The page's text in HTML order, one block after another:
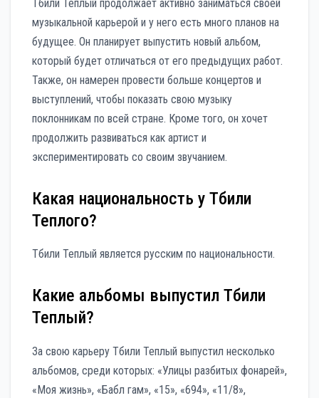
Тбили Теплый продолжает активно заниматься своей
музыкальной карьерой и у него есть много планов на
будущее. Он планирует выпустить новый альбом,
который будет отличаться от его предыдущих работ.
Также, он намерен провести больше концертов и
выступлений, чтобы показать свою музыку
поклонникам по всей стране. Кроме того, он хочет
продолжить развиваться как артист и
экспериментировать со своим звучанием.
Какая национальность у Тбили
Теплого?
Тбили Теплый является русским по национальности.
Какие альбомы выпустил Тбили
Теплый?
За свою карьеру Тбили Теплый выпустил несколько
альбомов, среди которых: «Улицы разбитых фонарей»,
«Моя жизнь», «Бабл гам», «15», «694», «11/8»,